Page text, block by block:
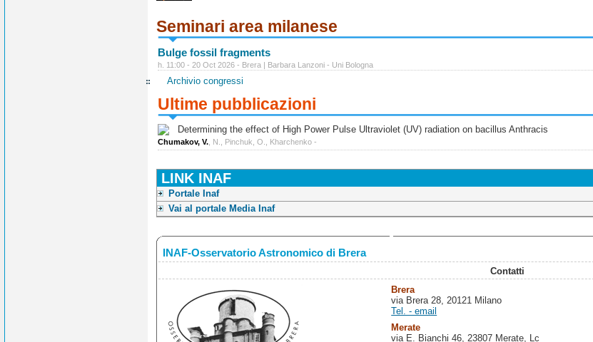
Seminari area milanese
Bulge fossil fragments
h. 11:00 - 20 Oct 2026 - Brera | Barbara Lanzoni - Uni Bologna
Archivio congressi
Ultime pubblicazioni
Determining the effect of High Power Pulse Ultraviolet (UV) radiation on bacillus Anthracis
Chumakov, V. , N., Pinchuk, O., Kharchenko -
LINK INAF
Portale Inaf
Vai al portale Media Inaf
INAF-Osservatorio Astronomico di Brera
Contatti
Brera
via Brera 28, 20121 Milano
Tel. - email
Merate
via E. Bianchi 46, 23807 Merate, Lc